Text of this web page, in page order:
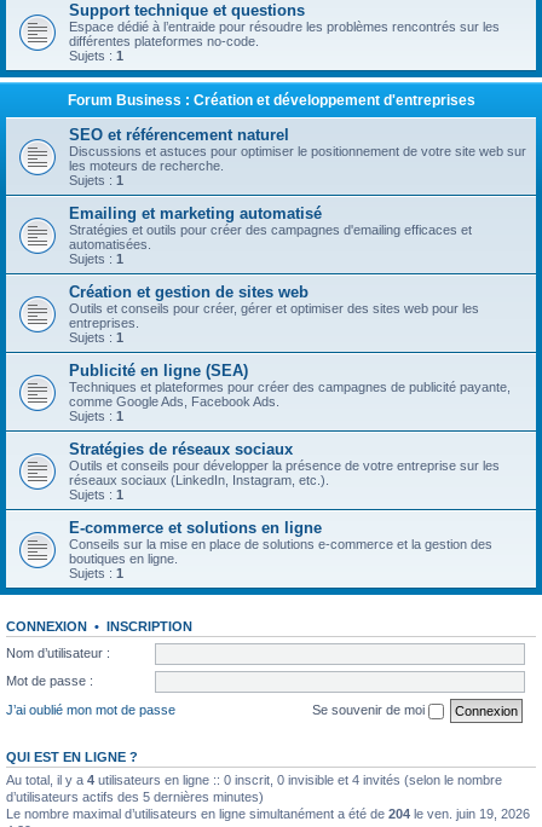
Support technique et questions
Espace dédié à l’entraide pour résoudre les problèmes rencontrés sur les
différentes plateformes no-code.
Sujets : 1
Forum Business : Création et développement d'entreprises
SEO et référencement naturel
Discussions et astuces pour optimiser le positionnement de votre site web sur
les moteurs de recherche.
Sujets : 1
Emailing et marketing automatisé
Stratégies et outils pour créer des campagnes d'emailing efficaces et
automatisées.
Sujets : 1
Création et gestion de sites web
Outils et conseils pour créer, gérer et optimiser des sites web pour les
entreprises.
Sujets : 1
Publicité en ligne (SEA)
Techniques et plateformes pour créer des campagnes de publicité payante,
comme Google Ads, Facebook Ads.
Sujets : 1
Stratégies de réseaux sociaux
Outils et conseils pour développer la présence de votre entreprise sur les
réseaux sociaux (LinkedIn, Instagram, etc.).
Sujets : 1
E-commerce et solutions en ligne
Conseils sur la mise en place de solutions e-commerce et la gestion des
boutiques en ligne.
Sujets : 1
CONNEXION • INSCRIPTION
Nom d’utilisateur :
Mot de passe :
J’ai oublié mon mot de passe
Se souvenir de moi
QUI EST EN LIGNE ?
Au total, il y a 4 utilisateurs en ligne :: 0 inscrit, 0 invisible et 4 invités (selon le nombre
d’utilisateurs actifs des 5 dernières minutes)
Le nombre maximal d’utilisateurs en ligne simultanément a été de 204 le ven. juin 19, 2026